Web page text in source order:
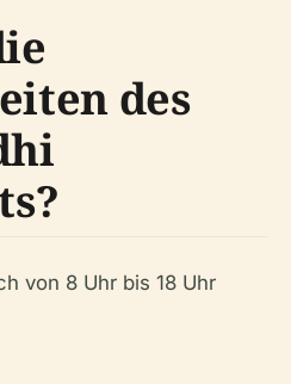
des
von 8 Uhr bis 18 Uhr